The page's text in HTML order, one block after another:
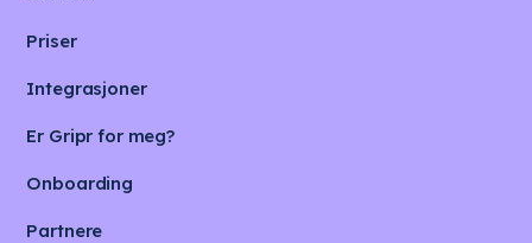
Priser
Integrasjoner
Er Gripr for meg?
Onboarding
Partnere